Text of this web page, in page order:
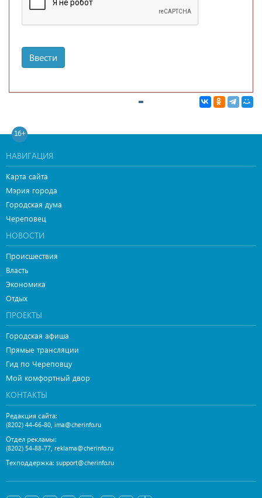
Ввести
16+
НАВИГАЦИЯ
Карта сайта
Мэрия города
Городская дума
Череповец
НОВОСТИ
Происшествия
Власть
Экономика
Отдых
ПРОЕКТЫ
Городская афиша
Прямые трансляции
Гид по Череповцу
Мой комфортный двор
КОНТАКТЫ
Редакция сайта:
(8202) 44-66-80 ima@cherinfo.ru
Отдел рекламы:
(8202) 54-88-77 reklama@cherinfo.ru
Техподдержка: support@cherinfo.ru